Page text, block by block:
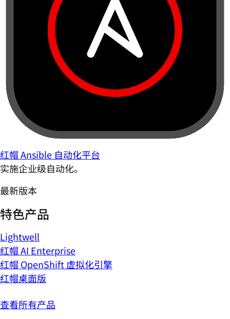
红帽 Ansible 自动化平台
实施企业级自动化。
最新版本
特色产品
Lightwell
红帽 AI Enterprise
红帽 OpenShift 虚拟化引擎
红帽桌面版
查看所有产品